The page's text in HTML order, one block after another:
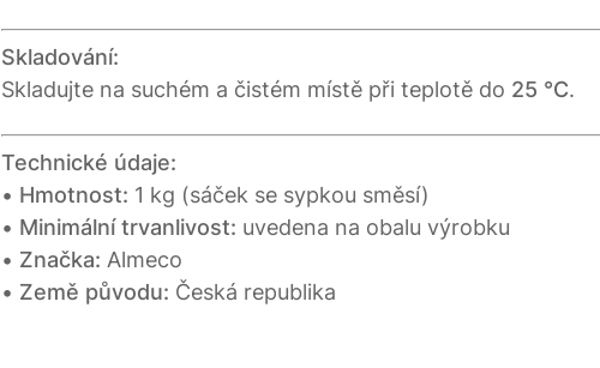
Skladování:
Skladujte na suchém a čistém místě při teplotě do 25 °C.
Technické údaje:
• Hmotnost: 1 kg (sáček se sypkou směsí)
• Minimální trvanlivost: uvedena na obalu výrobku
• Značka: Almeco
• Země původu: Česká republika